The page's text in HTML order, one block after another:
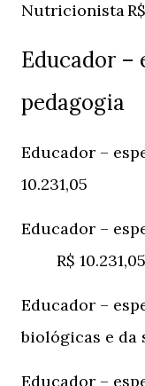
Nutricionista
Educador –
pedagogia
Educador –
10.231,05
Educador –
R$ 10.231,05
Educador –
biológicas e da
Educador –